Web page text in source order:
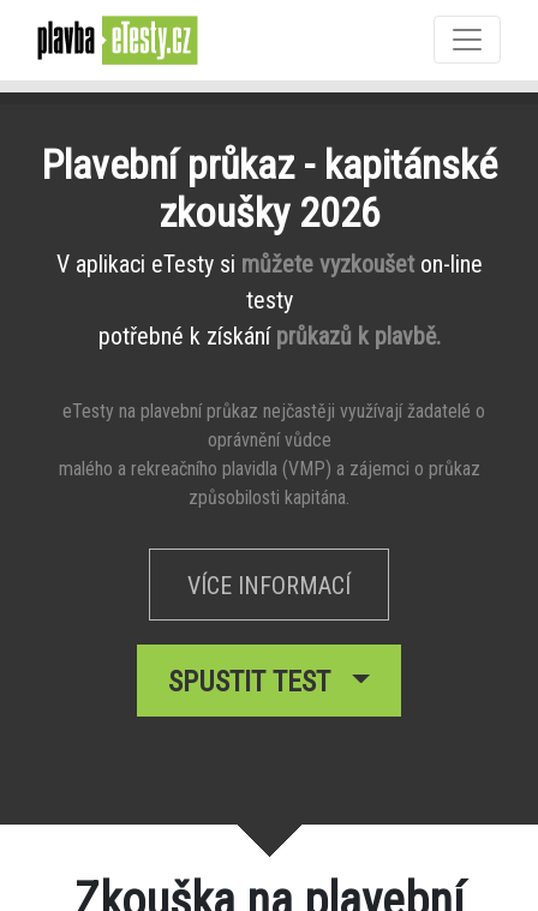
Plavební průkaz - kapitánské
zkoušky 2026
V aplikaci eTesty si můžete vyzkoušeton-line
testy
potřebné k získání průkazů k plavbě.
eTesty na plavební průkaz nejčastěji využívají žadatelé o
oprávnění vůdce
malého a rekreačního plavidla (VMP) a zájemci o průkaz
způsobilosti kapitána.
VÍCE INFORMACÍ
SPUSTIT TEST